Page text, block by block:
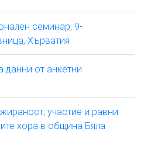
семинар, 9-
Хърватия
данни от анкетни
участие и равни
хора в община Бяла